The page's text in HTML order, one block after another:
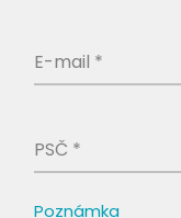
E-mail *
PSČ *
Poznámka